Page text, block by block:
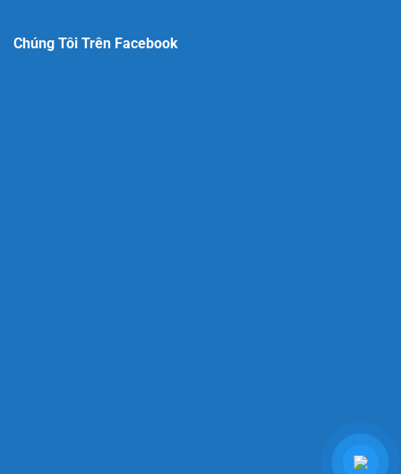
Chúng Tôi Trên Facebook